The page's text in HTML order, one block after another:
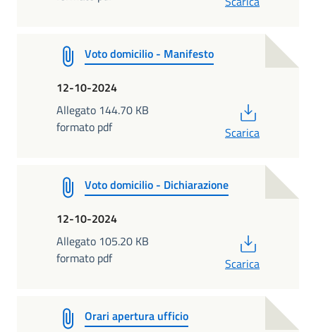
Voto domicilio - Manifesto
12-10-2024
Allegato 144.70 KB
formato pdf
Scarica
Voto domicilio - Dichiarazione
12-10-2024
Allegato 105.20 KB
formato pdf
Scarica
Orari apertura ufficio